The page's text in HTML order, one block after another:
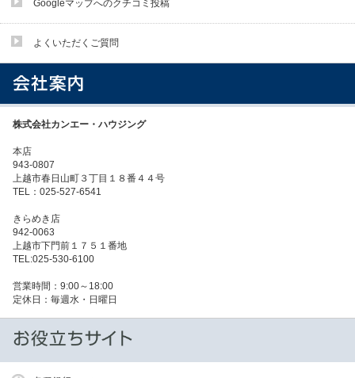
Googleマップへのクチコミ投稿
よくいただくご質問
株式会社カンエー・ハウジング
本店
943-0807
上越市春日山町３丁目１８番４４号
TEL：025-527-6541
きらめき店
942-0063
上越市下門前１７５１番地
TEL:025-530-6100
営業時間：9:00～18:00
定休日：毎週水・日曜日